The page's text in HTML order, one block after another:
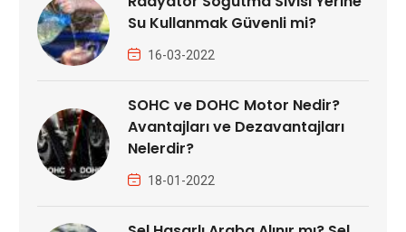
Su Kullanmak Güvenli mi?
16-03-2022
SOHC ve DOHC Motor Nedir?
Avantajları ve Dezavantajları
Nelerdir?
18-01-2022